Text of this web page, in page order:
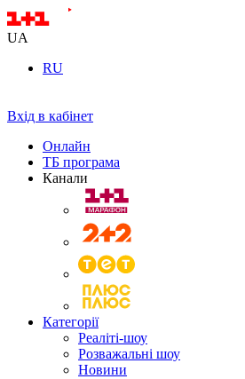
UA
RU
Вхід в кабінет
Онлайн
ТБ програма
Канали
Категорії
Реаліті-шоу
Розважальні шоу
Новини